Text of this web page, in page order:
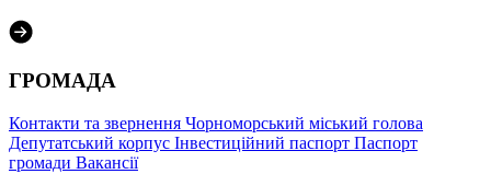
ГРОМАДА
Контакти та звернення Чорноморський міський голова
Депутатський корпус Інвестиційний паспорт Паспорт
громади Вакансії